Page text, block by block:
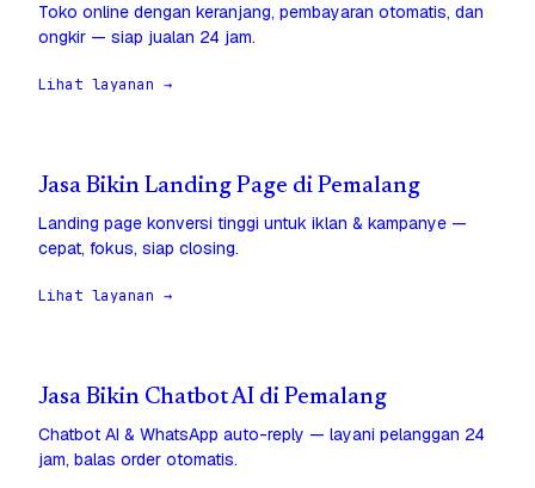
Toko online dengan keranjang, pembayaran otomatis, dan
ongkir — siap jualan 24 jam.
Lihat layanan →
Jasa Bikin Landing Page di Pemalang
Landing page konversi tinggi untuk iklan & kampanye —
cepat, fokus, siap closing.
Lihat layanan →
Jasa Bikin Chatbot AI di Pemalang
Chatbot AI & WhatsApp auto-reply — layani pelanggan 24
jam, balas order otomatis.